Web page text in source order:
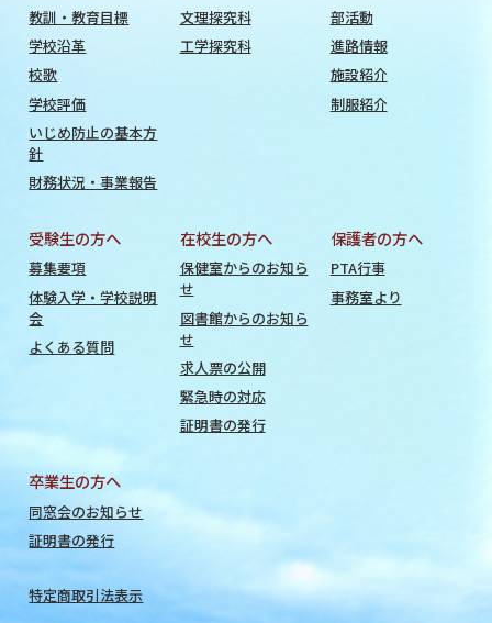
教訓・教育目標
学校沿革
校歌
学校評価
いじめ防止の基本方
針
財務状況・事業報告
文理探究科
工学探究科
部活動
進路情報
施設紹介
制服紹介
受験生の方へ
募集要項
体験入学・学校説明
会
よくある質問
在校生の方へ
保健室からのお知ら
せ
図書館からのお知ら
せ
求人票の公開
緊急時の対応
証明書の発行
保護者の方へ
PTA行事
事務室より
卒業生の方へ
同窓会のお知らせ
証明書の発行
特定商取引法表示